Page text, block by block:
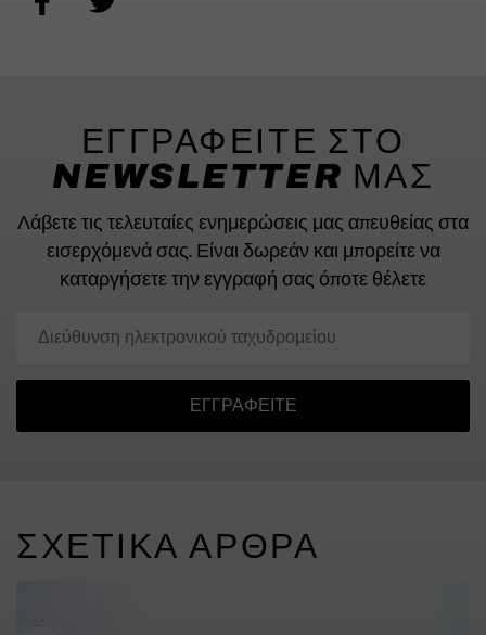
ΕΓΓΡΑΦΕΙΤΕ ΣΤΟ
NEWSLETTER ΜΑΣ
Λάβετε τις τελευταίες ενημερώσεις μας απευθείας στα
εισερχόμενά σας.Είναι δωρεάν και μπορείτε να
καταργήσετε την εγγραφή σας όποτε θέλετε
ΕΓΓΡΑΦΕΊΤΕ
ΣΧΕΤΙΚΆ ΆΡΘΡΑ